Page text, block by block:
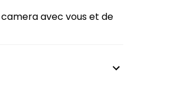
avec vous et de